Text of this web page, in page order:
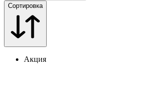
Сортировка
Акция